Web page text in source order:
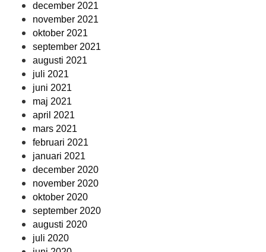
december 2021
november 2021
oktober 2021
september 2021
augusti 2021
juli 2021
juni 2021
maj 2021
april 2021
mars 2021
februari 2021
januari 2021
december 2020
november 2020
oktober 2020
september 2020
augusti 2020
juli 2020